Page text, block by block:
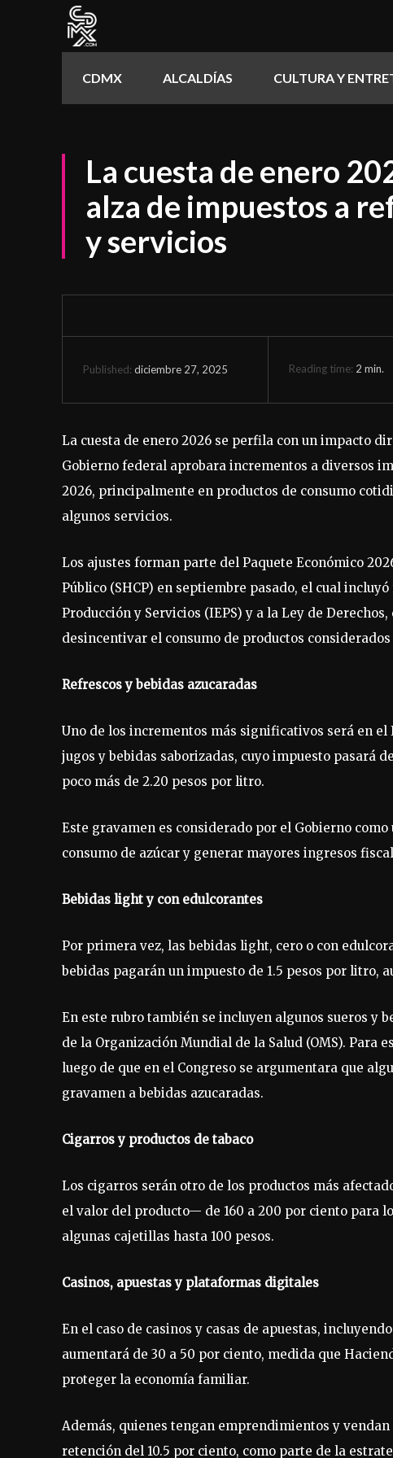
CDMX ALCALDÍAS CULTURA Y
La cuesta de enero
alza de impuestos a
y servicios
Published: diciembre 27, 2025 Reading time: 2 min.
La cuesta de enero 2026 se perfila con un impacto
Gobierno federal aprobara incrementos a diversos
2026, principalmente en productos de consumo
algunos servicios.
Los ajustes forman parte del Paquete Económico
Público (SHCP) en septiembre pasado, el cual
Producción y Servicios (IEPS) y a la Ley de
desincentivar el consumo de productos
Refrescos y bebidas azucaradas
Uno de los incrementos más significativos será en el
jugos y bebidas saborizadas, cuyo impuesto pasará
poco más de 2.20 pesos por litro.
Este gravamen es considerado por el Gobierno
consumo de azúcar y generar mayores ingresos
Bebidas light y con edulcorantes
Por primera vez, las bebidas light, cero o con
bebidas pagarán un impuesto de 1.5 pesos por litro,
En este rubro también se incluyen algunos sueros y
de la Organización Mundial de la Salud (OMS). Para
luego de que en el Congreso se argumentara que
gravamen a bebidas azucaradas.
Cigarros y productos de tabaco
Los cigarros serán otro de los productos más
el valor del producto— de 160 a 200 por ciento para
algunas cajetillas hasta 100 pesos.
Casinos, apuestas y plataformas digitales
En el caso de casinos y casas de apuestas,
aumentará de 30 a 50 por ciento, medida que
proteger la economía familiar.
Además, quienes tengan emprendimientos y
retención del 10.5 por ciento, como parte de la